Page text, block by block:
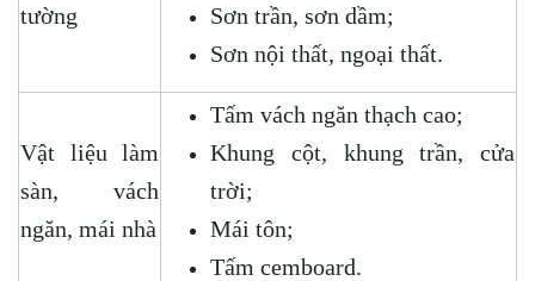
tường
Sơn trần, sơn dầm;
Sơn nội thất, ngoại thất.
Vật liệu làm
sàn, vách
ngăn, mái nhà
Tấm vách ngăn thạch cao;
Khung cột, khung trần, cửa
trời;
Mái tôn;
Tấm cemboard.